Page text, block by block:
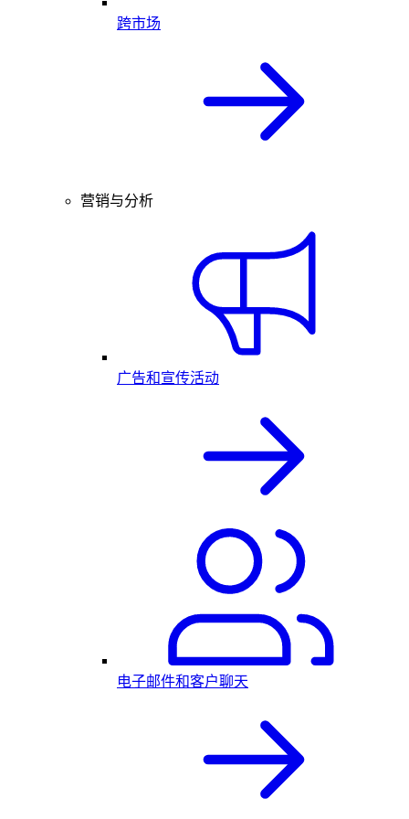
跨市场
营销与分析
广告和宣传活动
电子邮件和客户聊天